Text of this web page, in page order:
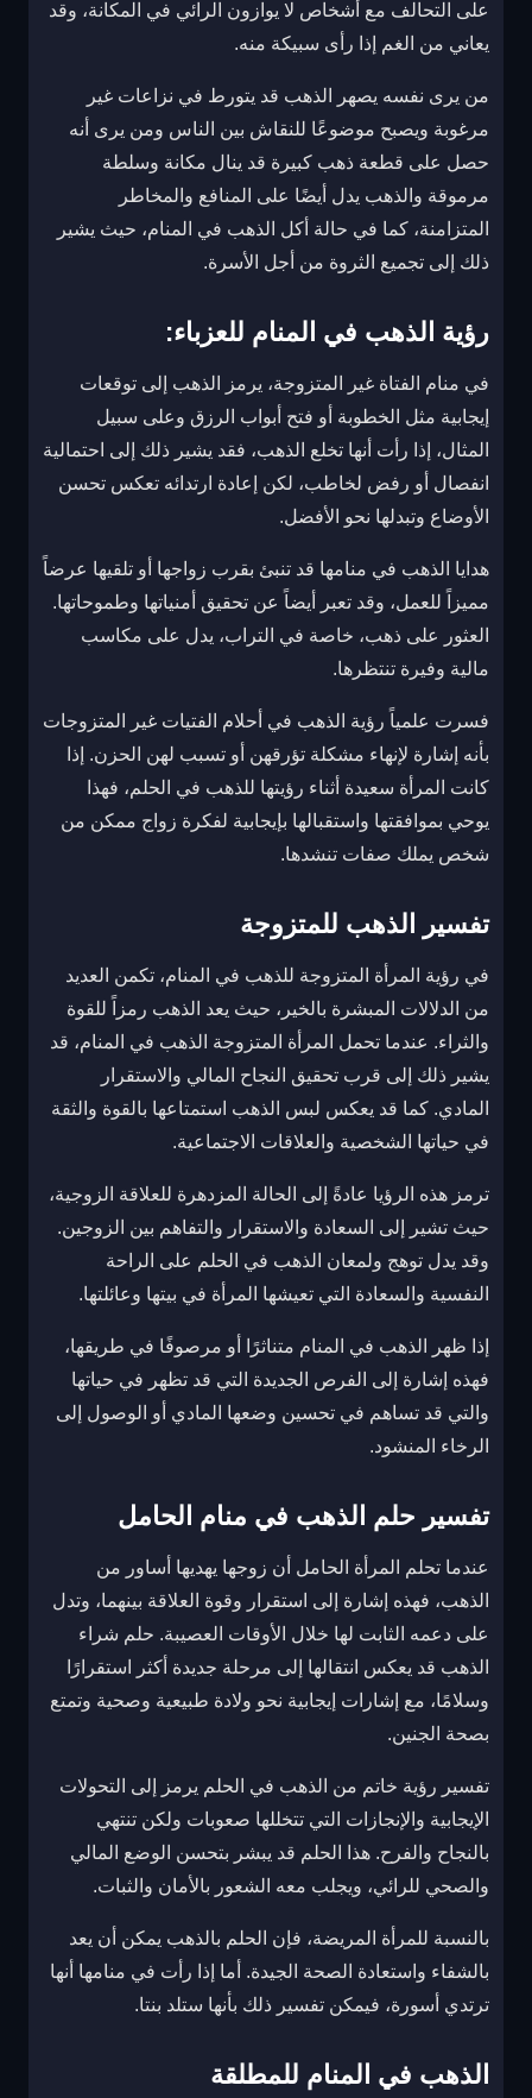
على التحالف مع أشخاص لا يوازون الرائي في المكانة، وقد
يعاني من الغم إذا رأى سبيكة منه.
من يرى نفسه يصهر الذهب قد يتورط في نزاعات غير
مرغوبة ويصبح موضوعًا للنقاش بين الناس ومن يرى أنه
حصل على قطعة ذهب كبيرة قد ينال مكانة وسلطة
مرموقة والذهب يدل أيضًا على المنافع والمخاطر
المتزامنة، كما في حالة أكل الذهب في المنام، حيث يشير
ذلك إلى تجميع الثروة من أجل الأسرة.
رؤية الذهب في المنام للعزباء:
في منام الفتاة غير المتزوجة، يرمز الذهب إلى توقعات
إيجابية مثل الخطوبة أو فتح أبواب الرزق وعلى سبيل
المثال، إذا رأت أنها تخلع الذهب، فقد يشير ذلك إلى احتمالية
انفصال أو رفض لخاطب، لكن إعادة ارتدائه تعكس تحسن
الأوضاع وتبدلها نحو الأفضل.
هدايا الذهب في منامها قد تنبئ بقرب زواجها أو تلقيها عرضاً
مميزاً للعمل، وقد تعبر أيضاً عن تحقيق أمنياتها وطموحاتها.
العثور على ذهب، خاصة في التراب، يدل على مكاسب
مالية وفيرة تنتظرها.
فسرت علمياً رؤية الذهب في أحلام الفتيات غير المتزوجات
بأنه إشارة لإنهاء مشكلة تؤرقهن أو تسبب لهن الحزن. إذا
كانت المرأة سعيدة أثناء رؤيتها للذهب في الحلم، فهذا
يوحي بموافقتها واستقبالها بإيجابية لفكرة زواج ممكن من
شخص يملك صفات تنشدها.
تفسير الذهب للمتزوجة
في رؤية المرأة المتزوجة للذهب في المنام، تكمن العديد
من الدلالات المبشرة بالخير، حيث يعد الذهب رمزاً للقوة
والثراء. عندما تحمل المرأة المتزوجة الذهب في المنام، قد
يشير ذلك إلى قرب تحقيق النجاح المالي والاستقرار
المادي. كما قد يعكس لبس الذهب استمتاعها بالقوة والثقة
في حياتها الشخصية والعلاقات الاجتماعية.
ترمز هذه الرؤيا عادةً إلى الحالة المزدهرة للعلاقة الزوجية،
حيث تشير إلى السعادة والاستقرار والتفاهم بين الزوجين.
وقد يدل توهج ولمعان الذهب في الحلم على الراحة
النفسية والسعادة التي تعيشها المرأة في بيتها وعائلتها.
إذا ظهر الذهب في المنام متناثرًا أو مرصوفًا في طريقها،
فهذه إشارة إلى الفرص الجديدة التي قد تظهر في حياتها
والتي قد تساهم في تحسين وضعها المادي أو الوصول إلى
الرخاء المنشود.
تفسير حلم الذهب في منام الحامل
عندما تحلم المرأة الحامل أن زوجها يهديها أساور من
الذهب، فهذه إشارة إلى استقرار وقوة العلاقة بينهما، وتدل
على دعمه الثابت لها خلال الأوقات العصيبة. حلم شراء
الذهب قد يعكس انتقالها إلى مرحلة جديدة أكثر استقرارًا
وسلامًا، مع إشارات إيجابية نحو ولادة طبيعية وصحية وتمتع
بصحة الجنين.
تفسير رؤية خاتم من الذهب في الحلم يرمز إلى التحولات
الإيجابية والإنجازات التي تتخللها صعوبات ولكن تنتهي
بالنجاح والفرح. هذا الحلم قد يبشر بتحسن الوضع المالي
والصحي للرائي، ويجلب معه الشعور بالأمان والثبات.
بالنسبة للمرأة المريضة، فإن الحلم بالذهب يمكن أن يعد
بالشفاء واستعادة الصحة الجيدة. أما إذا رأت في منامها أنها
ترتدي أسورة، فيمكن تفسير ذلك بأنها ستلد بنتا.
الذهب في المنام للمطلقة